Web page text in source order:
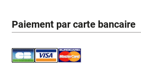
Paiement par carte bancaire